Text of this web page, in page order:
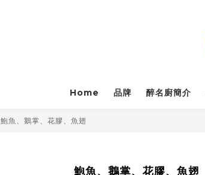
Home 品牌 醉名廚簡介
鮑魚、鵝掌、花膠、魚翅
鮑魚、鵝掌、花膠、魚翅